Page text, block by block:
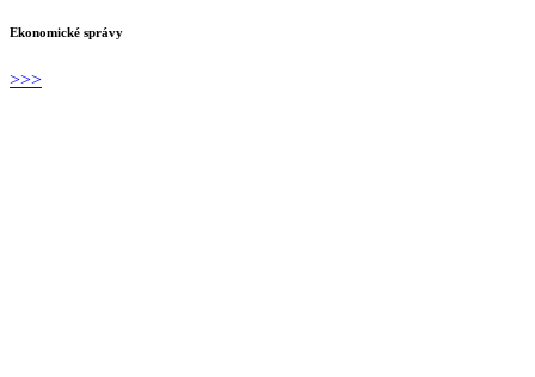
Ekonomické správy
>>>